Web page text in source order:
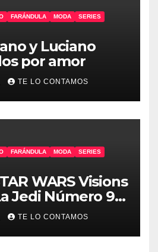
FARÁNDULA MODA
SERIES
y Luciano
por amor
TE LO CONTAMOS
FARÁNDULA MODA
SERIES
WARS Visions
Jedi Número 9 |
TE LO CONTAMOS